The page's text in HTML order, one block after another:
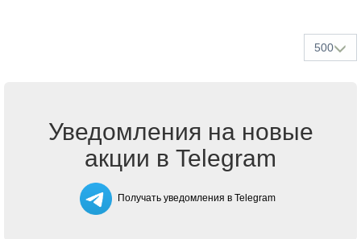
500
Уведомления на новые
акции в Telegram
Получать уведомления в Telegram